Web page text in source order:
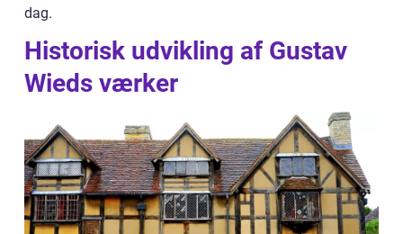
dag.
Historisk udvikling af Gustav
Wieds værker